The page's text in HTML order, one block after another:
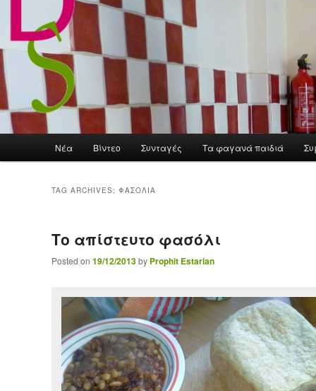
Skip to primary content
Skip to secondary content
Νέα Βίντεο Συνταγές Τα φαγανά παιδιά
TAG ARCHIVES: ΦΑΣΌΛΙΑ
Το απίστευτο φασόλι
Posted on 19/12/2013by Prophit Estarian